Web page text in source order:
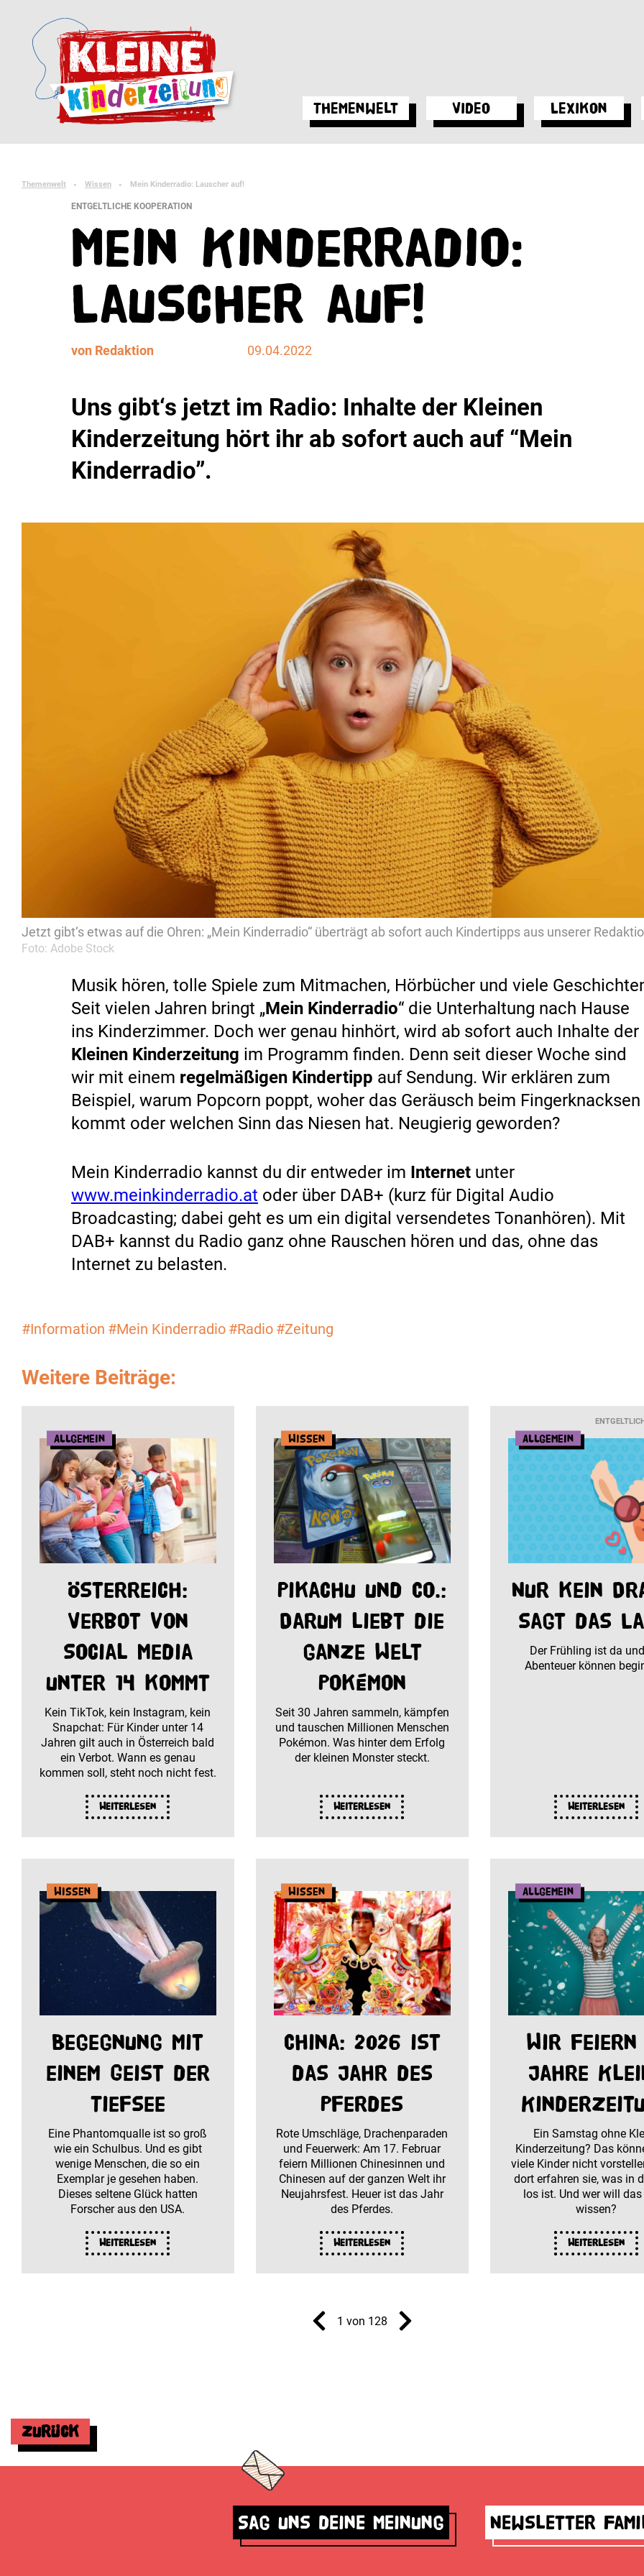
Themenwelt Video Lexikon
Themenwelt ► Wissen ► Mein Kinderradio: Lauscher auf!
ENTGELTLICHE KOOPERATION
Mein Kinderradio:
Lauscher auf!
von Redaktion 09.04.2022
Uns gibt‘s jetzt im Radio: Inhalte der Kleinen
Kinderzeitung hört ihr ab sofort auch auf “Mein
Kinderradio”.
Jetzt gibt‘s etwas auf die Ohren: „Mein Kinderradio“ überträgt ab sofort auch Kindertipps aus unserer
Foto: Adobe Stock
Musik hören, tolle Spiele zum Mitmachen, Hörbücher und viele
Seit vielen Jahren bringt „Mein Kinderradio“ die Unterhaltung nach Hause
ins Kinderzimmer. Doch wer genau hinhört, wird ab sofort auch Inhalte der
Kleinen Kinderzeitung im Programm finden. Denn seit dieser Woche sind
wir mit einem regelmäßigen Kindertipp auf Sendung. Wir erklären zum
Beispiel, warum Popcorn poppt, woher das Geräusch beim Fingerknacksen
kommt oder welchen Sinn das Niesen hat. Neugierig geworden?
Mein Kinderradio kannst du dir entweder im Internet unter
www.meinkinderradio.at oder über DAB+ (kurz für Digital Audio
Broadcasting; dabei geht es um ein digital versendetes Tonanhören). Mit
DAB+ kannst du Radio ganz ohne Rauschen hören und das, ohne das
Internet zu belasten.
#Information #Mein Kinderradio #Radio #Zeitung
Weitere Beiträge:
Allgemein
Österreich:
Verbot von
Social Media
unter 14 kommt
Kein TikTok, kein Instagram, kein
Snapchat: Für Kinder unter 14
Jahren gilt auch in Österreich bald
ein Verbot. Wann es genau
kommen soll, steht noch nicht fest.
Weiterlesen
Wissen
Pikachu und Co.:
Darum liebt die
ganze Welt
Pokémon
Seit 30 Jahren sammeln, kämpfen
und tauschen Millionen Menschen
Pokémon. Was hinter dem Erfolg
der kleinen Monster steckt.
Weiterlesen
Allgemein
Nur kein
sagt das
Der Frühling ist da
Abenteuer können
Weiterlesen
Wissen
Begegnung mit
einem Geist der
Tiefsee
Eine Phantomqualle ist so groß
wie ein Schulbus. Und es gibt
wenige Menschen, die so ein
Exemplar je gesehen haben.
Dieses seltene Glück hatten
Forscher aus den USA.
Weiterlesen
Wissen
China: 2026 ist
das Jahr des
Pferdes
Rote Umschläge, Drachenparaden
und Feuerwerk: Am 17. Februar
feiern Millionen Chinesinnen und
Chinesen auf der ganzen Welt ihr
Neujahrsfest. Heuer ist das Jahr
des Pferdes.
Weiterlesen
Allgemein
Wir feiern
Jahre
Ein Samstag ohne
Kinderzeitung? Das
viele Kinder nicht
dort erfahren sie, was in
los ist. Und wer will
wissen?
Weiterlesen
1 von 128
Zurück
Sag uns deine Meinung Newsletter